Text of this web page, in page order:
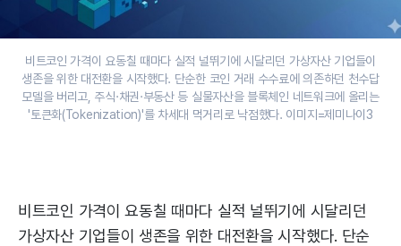
비트코인 가격이 요동칠 때마다 실적 널뛰기에 시달리던 가상자산 기업들이
생존을 위한 대전환을 시작했다. 단순한 코인 거래 수수료에 의존하던 천수답
모델을 버리고, 주식·채권·부동산 등 실물자산을 블록체인 네트워크에 올리는
'토큰화(Tokenization)'를 차세대 먹거리로 낙점했다. 이미지=제미나이3
비트코인 가격이 요동칠 때마다 실적 널뛰기에 시달리던
가상자산 기업들이 생존을 위한 대전환을 시작했다. 단순